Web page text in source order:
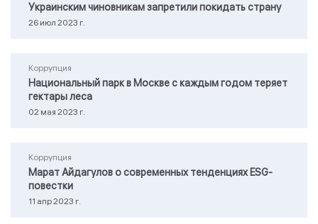
Украинским чиновникам запретили покидать страну
26 июл 2023 г.
Коррупция
Национальный парк в Москве с каждым годом теряет
гектары леса
02 мая 2023 г.
Коррупция
Марат Айдагулов о современных тенденциях ESG-
повестки
11 апр 2023 г.